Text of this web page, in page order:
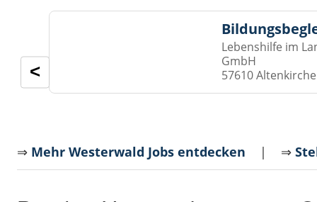
Lebenshilfe im
GmbH
57610
<
⇒ Mehr Westerwald Jobs entdecken | ⇒